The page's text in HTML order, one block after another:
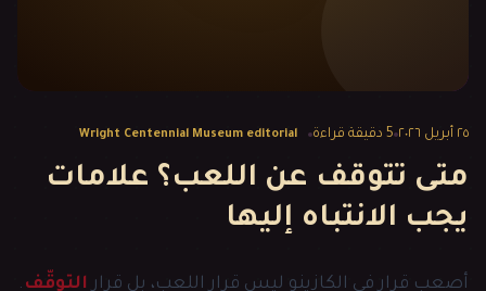
٢٥ أبريل ٢٠٢٦ 5 دقيقة قراءة Wright Centennial Museum editorial
متى تتوقف عن اللعب؟ علامات
يجب الانتباه إليها
أصعب قرار في الكازينو ليس قرار اللعب، بل قرار التوقّف .